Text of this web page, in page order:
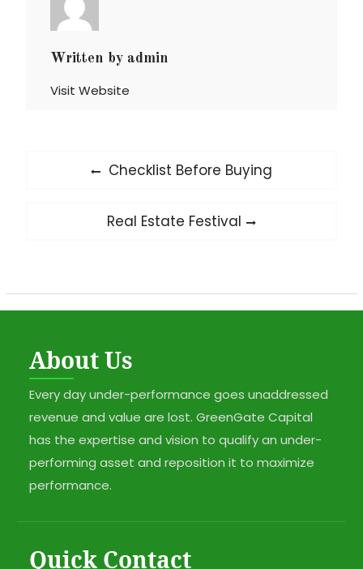
Written by admin
Visit Website
Previous
Checklist Before Buying
Next
Real Estate Festival
About Us
Every day under-performance goes unaddressed
revenue and value are lost. GreenGate Capital
has the expertise and vision to qualify an under-
performing asset and reposition it to maximize
performance.
Quick Contact